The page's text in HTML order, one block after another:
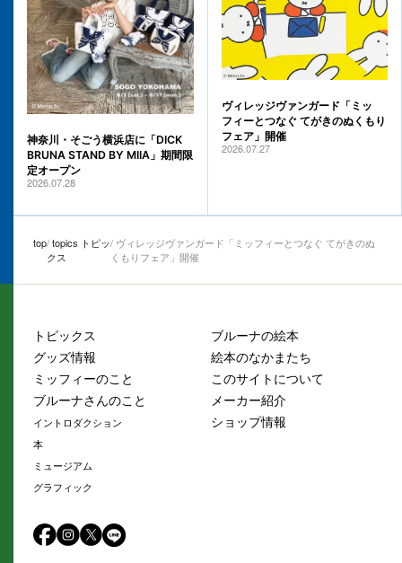
神奈川・そごう横浜店に「DICK
BRUNA STAND BY MIIA」期間限
定オープン
2026.07.28
ヴィレッジヴァンガード「ミッ
フィーとつなぐ てがきのぬくもり
フェア」開催
2026.07.27
top topics トピッ
クス
ヴィレッジヴァンガード「ミッフィーとつなぐ てがきのぬ
くもりフェア」開催
トピックス
グッズ情報
ミッフィーのこと
ブルーナさんのこと
イントロダクション
本
ミュージアム
グラフィック
ブルーナの絵本
絵本のなかまたち
このサイトについて
メーカー紹介
ショップ情報